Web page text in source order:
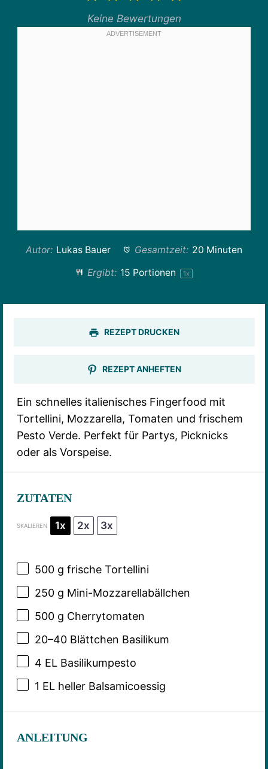
Sterne
Sterne
Sterne
Stern
Keine Bewertungen
Autor: Lukas Bauer Gesamtzeit: 20 Minuten
Ergibt: 15 Portionen 1x
REZEPT DRUCKEN
REZEPT ANHEFTEN
Ein schnelles italienisches Fingerfood mit
Tortellini, Mozzarella, Tomaten und frischem
Pesto Verde. Perfekt für Partys, Picknicks
oder als Vorspeise.
ZUTATEN
SKALIEREN 1x 2x 3x
500 g frische Tortellini
250 g Mini-Mozzarellabällchen
500 g Cherrytomaten
20–40Blättchen Basilikum
4 EL Basilikumpesto
1 EL heller Balsamicoessig
ANLEITUNG